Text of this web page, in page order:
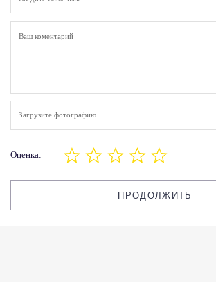
Загрузите фотографию
Оценка:
ПРОДОЛЖИТЬ